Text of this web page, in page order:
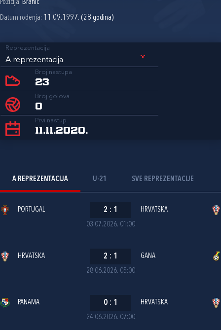
Pozicija: Branič
Datum rođenja: 11.09.1997. (28 godina)
Reprezentacija
A reprezentacija
Broj nastupa
23
Broj golova
0
Prvi nastup
11.11.2020.
A REPREZENTACIJA U-21 SVE REPREZENTACIJE
03.07.2026. 01:00
PORTUGAL 2 : 1 HRVATSKA
28.06.2026. 05:00
HRVATSKA 2 : 1 GANA
24.06.2026. 07:00
PANAMA 0 : 1 HRVATSKA